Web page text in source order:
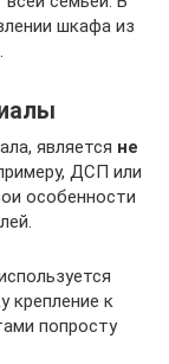
шкафа из
является не
ДСП или
особенности
крепление к
попросту